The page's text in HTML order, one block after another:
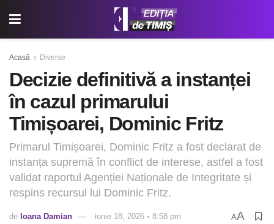
Acasă Diverse
Decizie definitivă a instanței
în cazul primarului
Timișoarei, Dominic Fritz
Primarul Timișoarei, Dominic Fritz a fost declarat de
instanța supremă în conflict de interese, astfel a fost
validat raportul Agenției Naționale de Integritate și
respins recursul lui Dominic Fritz.
de Ioana Damian iunie 18, 2026 ◦ 8:58 pm AA